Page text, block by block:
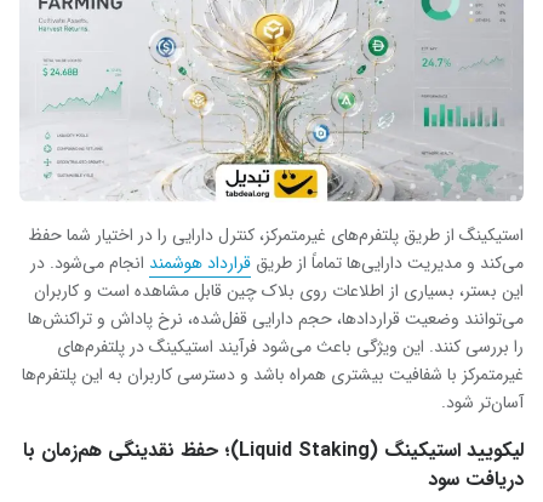
استیکینگ از طریق پلتفرم‌های غیرمتمرکز، کنترل دارایی را در اختیار شما حفظ
می‌کند و مدیریت دارایی‌ها تماماً از طریق قرارداد هوشمند انجام می‌شود. در
این بستر، بسیاری از اطلاعات روی بلاک چین قابل مشاهده است و کاربران
می‌توانند وضعیت قراردادها، حجم دارایی قفل‌شده، نرخ پاداش و تراکنش‌ها
را بررسی کنند. این ویژگی باعث می‌شود فرآیند استیکینگ در پلتفرم‌های
غیرمتمرکز با شفافیت بیشتری همراه باشد و دسترسی کاربران به این پلتفرم‌ها
آسان‌تر شود.
لیکویید استیکینگ (Liquid Staking)؛ حفظ نقدینگی هم‌زمان با
دریافت سود